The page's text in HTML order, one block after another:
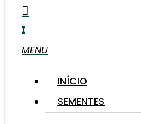
search
account
0
MENU
INÍCIO
SEMENTES